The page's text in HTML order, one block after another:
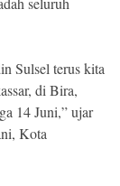
Sulsel terus kita
di Bira,
14 Juni,” ujar
Kota